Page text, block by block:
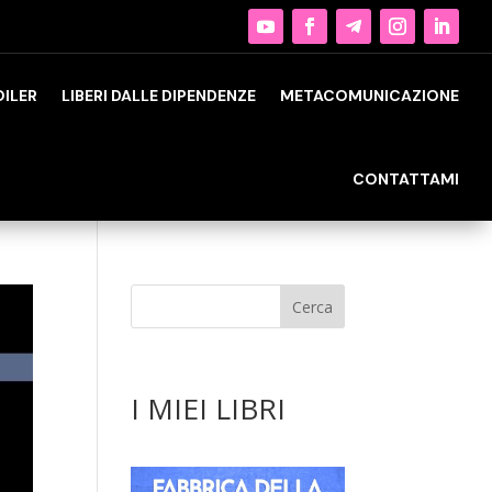
LIBERI DALLE DIPENDENZE METACOMUNICAZIONE
CONTATTAMI
I MIEI LIBRI